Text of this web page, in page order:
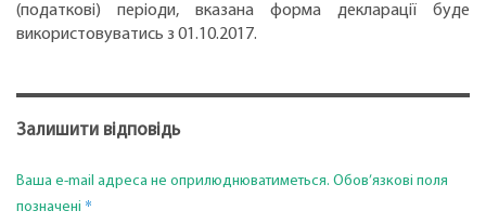
(податкові) періоди, вказана форма декларації буде
використовуватись з 01.10.2017.
Залишити відповідь
Ваша e-mail адреса не оприлюднюватиметься. Обов’язкові поля
позначені *